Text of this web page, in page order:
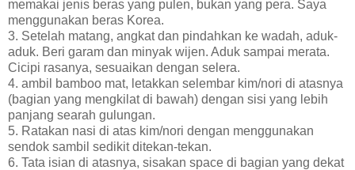
memakai jenis beras yang pulen, bukan yang pera. Saya
menggunakan beras Korea.
3. Setelah matang, angkat dan pindahkan ke wadah, aduk-
aduk. Beri garam dan minyak wijen. Aduk sampai merata.
Cicipi rasanya, sesuaikan dengan selera.
4. ambil bamboo mat, letakkan selembar kim/nori di atasnya
(bagian yang mengkilat di bawah) dengan sisi yang lebih
panjang searah gulungan.
5. Ratakan nasi di atas kim/nori dengan menggunakan
sendok sambil sedikit ditekan-tekan.
6. Tata isian di atasnya, sisakan space di bagian yang dekat